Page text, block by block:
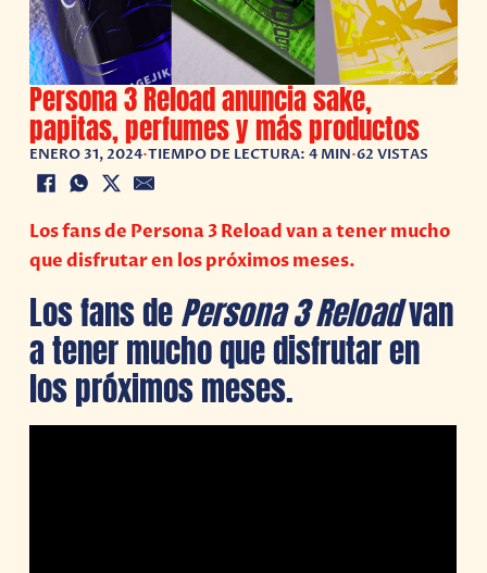
Persona 3 Reload anuncia sake,
papitas, perfumes y más productos
ENERO 31, 2024•TIEMPO DE LECTURA: 4 MIN•62 VISTAS
Los fans de Persona 3 Reload van a tener mucho
que disfrutar en los próximos meses.
Los fans dePersona 3 Reloadvan
a tener mucho que disfrutar en
los próximos meses.